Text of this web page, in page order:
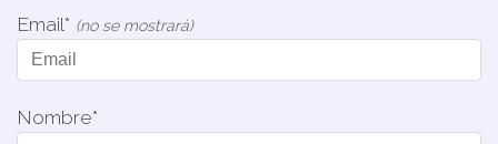
Email* (no se mostrará)
Nombre*